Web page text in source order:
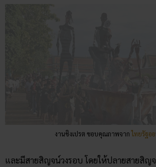
งานชิงเปรต ขอบคุณภาพจาก ไทยรัฐอ
และมีสายสิญจน์วงรอบ โดยให้ปลายสายสิญ